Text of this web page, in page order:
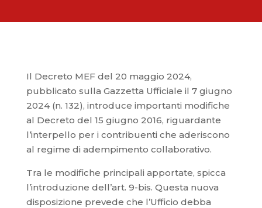
Il Decreto MEF del 20 maggio 2024,
pubblicato sulla Gazzetta Ufficiale il 7 giugno
2024 (n. 132), introduce importanti modifiche
al Decreto del 15 giugno 2016, riguardante
l’interpello per i contribuenti che aderiscono
al regime di adempimento collaborativo.
Tra le modifiche principali apportate, spicca
l’introduzione dell’art. 9-bis. Questa nuova
disposizione prevede che l’Ufficio debba